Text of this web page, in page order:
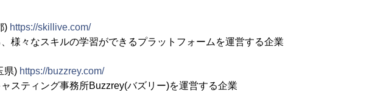
) https://skillive.com/
様々なスキルの学習ができるプラットフォームを運営する企業
県) https://buzzrey.com/
スティング事務所Buzzrey(バズリー)を運営する企業